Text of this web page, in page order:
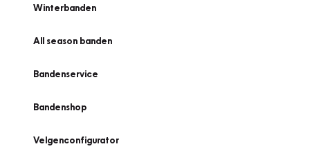
Winterbanden
All season banden
Bandenservice
Bandenshop
Velgenconfigurator